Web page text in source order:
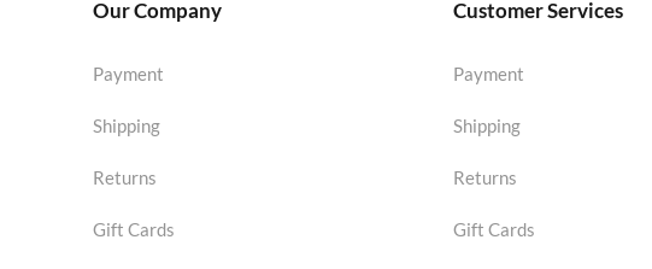
Our Company
Payment
Shipping
Returns
Gift Cards
Customer Services
Payment
Shipping
Returns
Gift Cards